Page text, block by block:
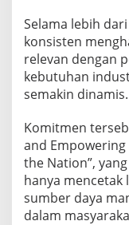
Selama lebih
konsisten
relevan dengan
kebutuhan
semakin dinamis.
Komitmen
and
the Nation”,
hanya
sumber daya
dalam